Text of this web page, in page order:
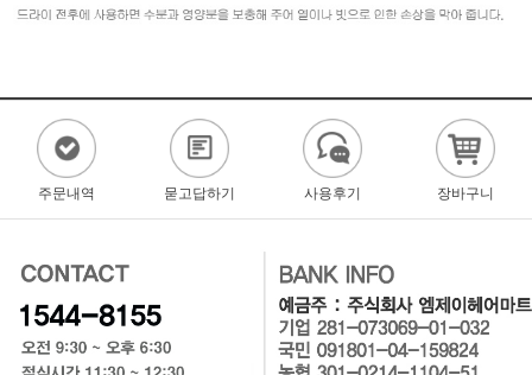
주문내역 묻고답하기 사용후기 장바구니